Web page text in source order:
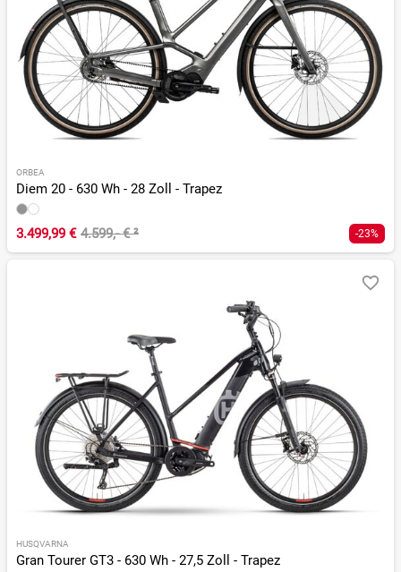
ORBEA
Diem 20 - 630 Wh - 28 Zoll - Trapez
3.499,99 € 4.599,- €² -23%
HUSQVARNA
Gran Tourer GT3 - 630 Wh - 27,5 Zoll - Trapez